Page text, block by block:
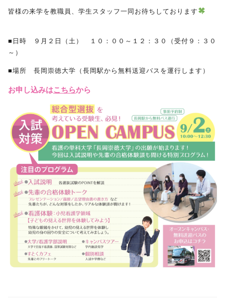
皆様の来学を教職員、学生スタッフ一同お待ちしております
■日時 ９月２日（土） １０：００～１２：３０（受付９：３０
～）
■場所 長岡崇徳大学（長岡駅から無料送迎バスを運行します）
お申し込みはこちらから